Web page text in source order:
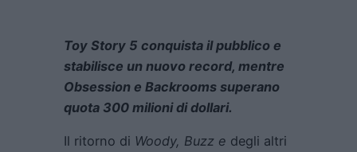
Toy Story 5 conquista il pubblico e
stabilisce un nuovo record, mentre
Obsession e Backrooms superano
quota 300 milioni di dollari.
Il ritorno di Woody, Buzz e degli altri